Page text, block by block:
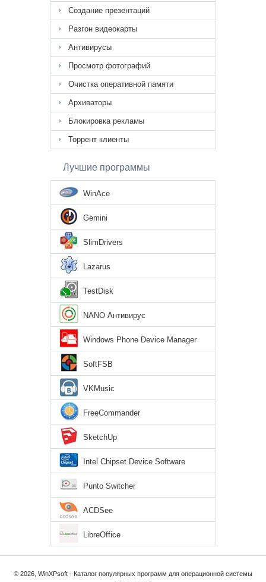
Создание презентаций
Разгон видеокарты
Антивирусы
Просмотр фотографий
Очистка оперативной памяти
Архиваторы
Блокировка рекламы
Торрент клиенты
Лучшие программы
WinAce
Gemini
SlimDrivers
Lazarus
TestDisk
NANO Антивирус
Windows Phone Device Manager
SoftFSB
VKMusic
FreeCommander
SketchUp
Intel Chipset Device Software
Punto Switcher
ACDSee
LibreOffice
© 2026, WinXPsoft - Каталог популярных программ для операционной системы